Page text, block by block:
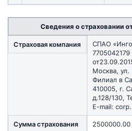
Сведения о страховании
Страховая компания
СПАО
Москва, ул.
Филиал в
410005, г.
д.128/130,
E-mail:
Сумма страхования 2500000.00